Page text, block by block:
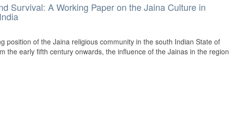
Survival: A Working Paper on the Jaina Culture in
position of the Jaina religious community in the south Indian State of
the early fifth century onwards, the influence of the Jainas in the region